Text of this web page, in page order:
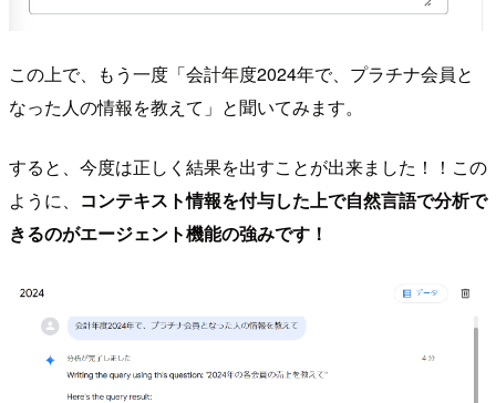
この上で、もう一度「会計年度2024年で、プラチナ会員と
なった人の情報を教えて」と聞いてみます。
すると、今度は正しく結果を出すことが出来ました！！この
ように、 コンテキスト情報を付与した上で自然言語で分析で
きるのがエージェント機能の強みです！